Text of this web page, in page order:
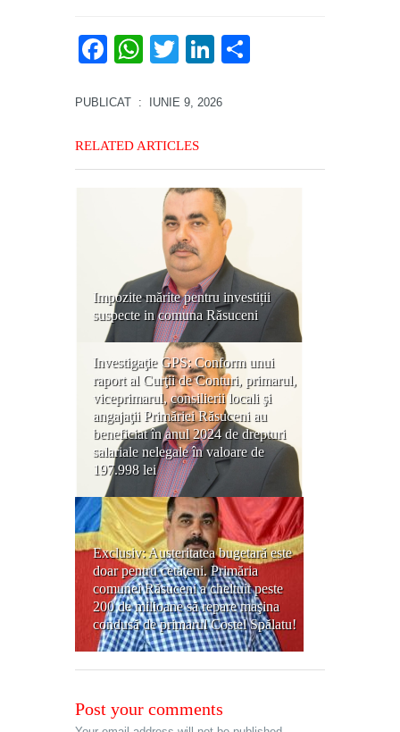
Facebook
WhatsApp
TwitterLinkedIn
PUBLICAT : IUNIE 9, 2026
RELATED ARTICLES
Impozite mărite pentru investiții
suspecte in comuna Răsuceni
Investigaţie GPS: Conform unui
raport al Curţii de Conturi, primarul,
viceprimarul, consilierii locali şi
angajaţii Primăriei Răsuceni au
beneficiat în anul 2024 de drepturi
salariale nelegale în valoare de
197.998 lei
Exclusiv: Austeritatea bugetară este
doar pentru cetăţeni. Primăria
comunei Răsuceni a cheltuit peste
200 de milioane să repare maşina
condusă de primarul Costel Spălatu!
Post your comments